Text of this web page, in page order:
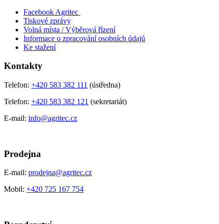
Facebook Agritec
Tiskové zprávy
Volná místa / Výběrová řízení
Informace o zpracování osobních údajů
Ke stažení
Kontakty
Telefon: +420 583 382 111 (ústředna)
Telefon: +420 583 382 121 (sekretariát)
E-mail: info@agritec.cz
Prodejna
E-mail: prodejna@agritec.cz
Mobil: +420 725 167 754